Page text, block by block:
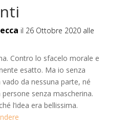
il 26 Ottobre 2020 alle
Contro lo sfacelo morale e
esatto. Ma io senza
da nessuna parte, né
senza mascherina.
l’idea era bellissima.